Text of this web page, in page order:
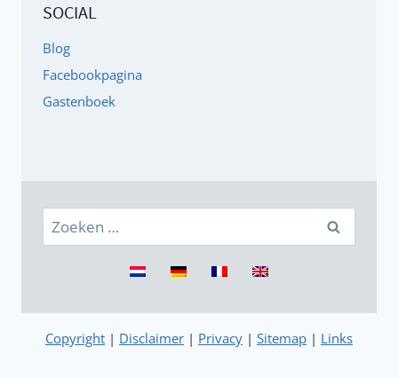
SOCIAL
Blog
Facebookpagina
Gastenboek
Zoeken
naar:
Copyright | Disclaimer | Privacy | Sitemap | Links